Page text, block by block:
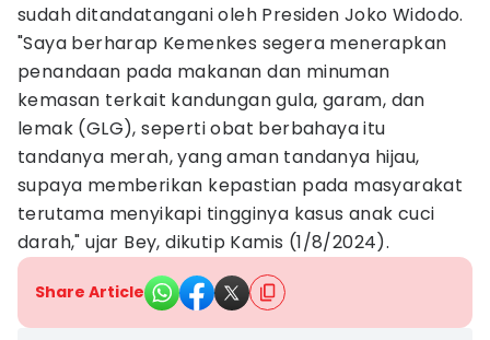
sudah ditandatangani oleh Presiden Joko Widodo.
"Saya berharap Kemenkes segera menerapkan
penandaan pada makanan dan minuman
kemasan terkait kandungan gula, garam, dan
lemak (GLG), seperti obat berbahaya itu
tandanya merah, yang aman tandanya hijau,
supaya memberikan kepastian pada masyarakat
terutama menyikapi tingginya kasus anak cuci
darah," ujar Bey, dikutip Kamis (1/8/2024).
Share Article